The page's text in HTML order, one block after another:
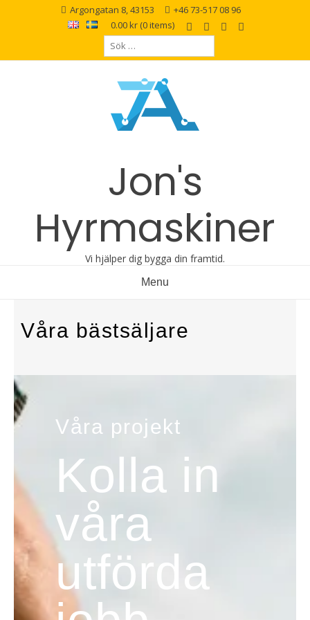
Argongatan 8, 43153
+46 73-517 08 96
0.00 kr (0 items)
Jon's
Hyrmaskiner
Vi hjälper dig bygga din framtid.
Menu
Våra bästsäljare
Våra projekt
Kolla in
våra
utförda